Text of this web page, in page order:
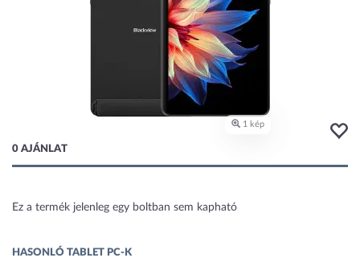
0 AJÁNLAT
Ez a termék jelenleg egy boltban sem kapható
HASONLÓ TABLET PC-K